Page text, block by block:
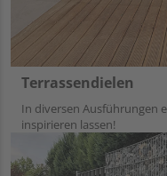
Terrassendielen
In diversen Ausführungen
inspirieren lassen!